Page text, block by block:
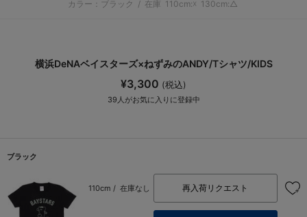
カラー：ブラック / 在庫 110cm:☓ 130cm:△
横浜DeNAベイスターズ×ねずみのANDY/Tシャツ/KIDS
¥3,300 (税込)
39 人がお気に入りに登録中
ブラック
110cm / 在庫なし 再入荷リクエスト